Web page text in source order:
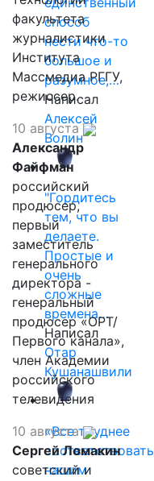
способ
нести что-то
большое и
разумное,…
Написал
Алексей
Волин
"Гордитесь
тем, что вы
делаете.
Простые и
очень
сложные
времена…
Написал
Отар
Кушанашвили
«Все труднее
соответствовать
нашим
факультета
журналистики
Института
Массмедиа РГГУ,
режиссер.
10 августа
Александр
Файфман
российский
продюсер,
первый
заместитель
генерального
директора -
генеральный
продюсер «ОРТ/
Первого канала»,
член Академии
российского
телевидения
10 августа
Сергей Ломакин
советский и